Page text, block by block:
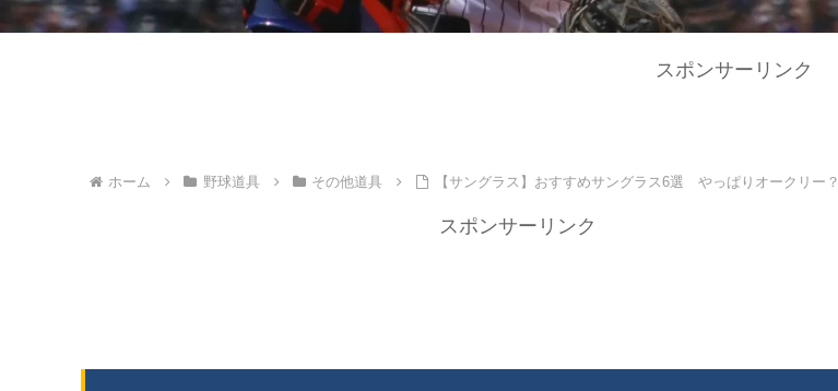
スポンサーリンク
ホーム 野球道具 その他道具 【サングラス】おすすめサングラス6選 やっぱりオークリー？
スポンサーリンク